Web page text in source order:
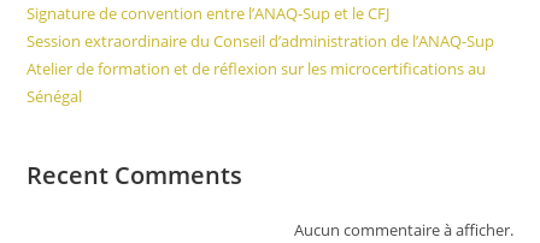
Signature de convention entre l’ANAQ-Sup et le CFJ
Session extraordinaire du Conseil d’administration de l’ANAQ-Sup
Atelier de formation et de réflexion sur les microcertifications au
Sénégal
Recent Comments
Aucun commentaire à afficher.